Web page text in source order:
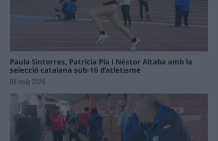
Paula Sintorres, Patrícia Pla i Néstor Altaba amb la
selecció catalana sub-16 d’atletisme
08 maig 2026